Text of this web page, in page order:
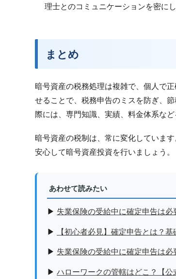
理士とのコミュニケーションを密に
まとめ
暗号資産の税務処理は複雑で、個人で
せることで、税務申告のミスを防ぎ、
際には、専門知識、実績、料金体系など
暗号資産の税制は、常に変化していま
安心して暗号資産投資を行いましょう。
あわせて読みたい
▶ 失業保険の受給中に確定申告は
▶
【初心者必見】確定申告とは？
▶ 失業保険の受給中に確定申告は
▶ ハローワークの管轄はどこ？【